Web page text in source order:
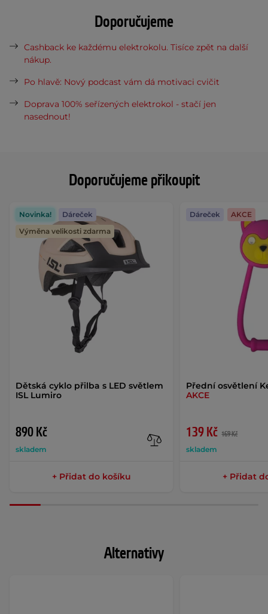
Doporučujeme přikoupit
Dětská cyklo přilba s LED světlem
ISL Lumiro
890 Kč
skladem
Novinka!
Dáreček
Výměna velikosti zdarma
+ Přidat do košíku
Přední osvětlení
AKCE
139 Kč 169 Kč
skladem
Dáreček AKCE
+ Přidat
Doporučujeme
Cashback ke každému elektrokolu. Tisíce zpět na další
nákup.
Po hlavě: Nový podcast vám dá motivaci cvičit
Doprava 100% seřízených elektrokol - stačí jen
nasednout!
Alternativy